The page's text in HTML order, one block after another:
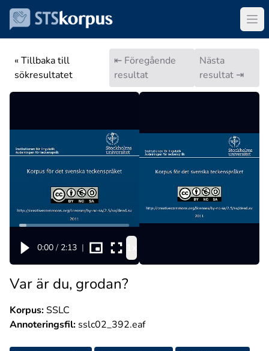
« Tillbaka till
sökresultatet
⇤ Föregående
resultat
Nästa
resultat ⇥
0:00 / 2:13 |
Var är du, grodan?
Korpus:SSLC
Annoteringsfil: sslc02_392.eaf